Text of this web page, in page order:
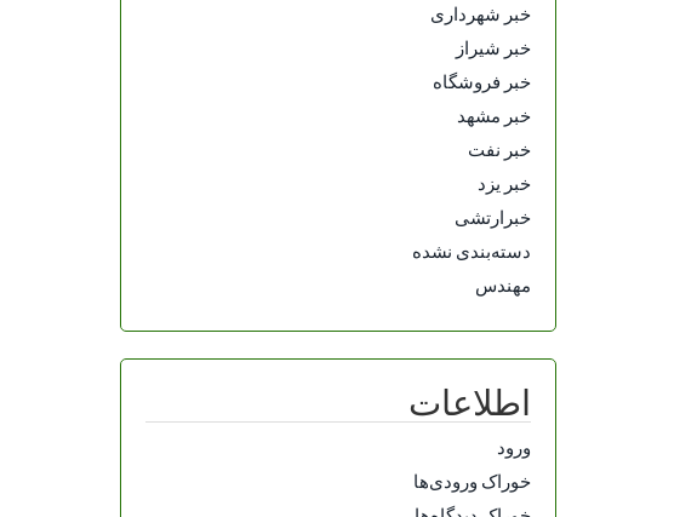
خبر شهرداری
خبر شیراز
خبر فروشگاه
خبر مشهد
خبر نفت
خبر یزد
خبرارتشی
دسته‌بندی نشده
مهندس
اطلاعات
ورود
خوراک ورودی‌ها